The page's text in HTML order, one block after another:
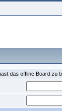
das offline Board zu